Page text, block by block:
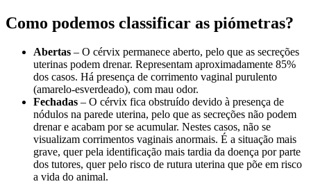
Como podemos classificar as piómetras?
Abertas – O cérvix permanece aberto, pelo que as secreções
uterinas podem drenar. Representam aproximadamente 85%
dos casos. Há presença de corrimento vaginal purulento
(amarelo-esverdeado), com mau odor.
Fechadas – O cérvix fica obstruído devido à presença de
nódulos na parede uterina, pelo que as secreções não podem
drenar e acabam por se acumular. Nestes casos, não se
visualizam corrimentos vaginais anormais. É a situação mais
grave, quer pela identificação mais tardia da doença por parte
dos tutores, quer pelo risco de rutura uterina que põe em risco
a vida do animal.